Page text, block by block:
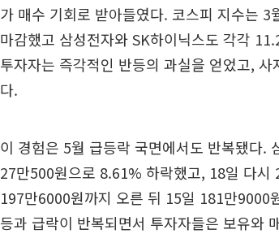
가 매수 기회로 받아들였다. 코스피 지수는
마감했고 삼성전자와 SK하이닉스도 각각
투자자는 즉각적인 반등의 과실을 얻었고,
다.
이 경험은 5월 급등락 국면에서도 반복됐다.
27만500원으로 8.61% 하락했고, 18일 다시
197만6000원까지 오른 뒤 15일 181만9000
등과 급락이 반복되면서 투자자들은 보유와